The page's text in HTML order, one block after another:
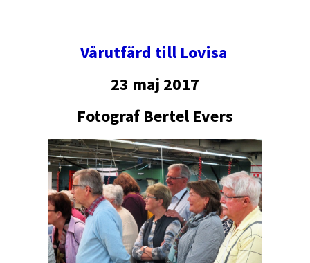
​Vårutfärd till Lovisa
23 maj 2017
Fotograf Bertel Evers